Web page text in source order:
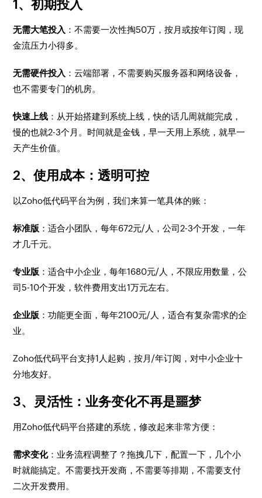
1、初期投入
无需大笔投入 ：不需要一次性掏50万，按月或按年订阅，现
金流压力小得多。
无需硬件投入 ：云端部署，不需要购买服务器和网络设备，
也不需要专门的机房。
快速上线 ：从开始搭建到系统上线，快的话几周就能完成，
慢的也就2-3个月。时间就是金钱，早一天用上系统，就早一
天产生价值。
2、使用成本：透明可控
以Zoho低代码平台为例，我们来算一笔具体的账：
标准版 ：适合小团队，每年672元/人，公司2-3个开发，一年
才几千元。
专业版 ：适合中小企业，每年1680元/人，不限应用数量，公
司5-10个开发，软件费用支出1万元左右。
企业版 ：功能更全面，每年2100元/人，适合有复杂需求的企
业。
Zoho低代码平台支持1人起购，按月/年订阅，对中小企业十
分地友好。
3、灵活性：业务变化不再是噩梦
用Zoho低代码平台搭建的系统，修改起来非常方便：
需求变化：业务流程调整了？拖拽几下，配置一下，几个小
时就能搞定。不需要找开发商，不需要等排期，不需要支付
二次开发费用。